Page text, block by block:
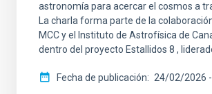
astronomía para acercar el cosmos a
La charla forma parte de la
MCC y el Instituto de Astrofísica de
dentro del proyecto Estallidos 8 ,
Fecha de publicación 24/02/2026 -